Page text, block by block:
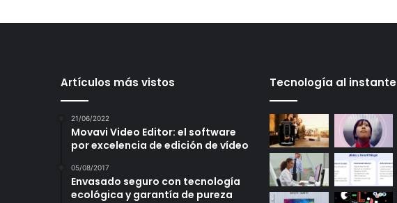
Artículos más vistos
21/06/2022
Movavi Video Editor: el software
por excelencia de edición de vídeo
05/08/2017
Envasado seguro con tecnología
ecológica y garantía de pureza
Tecnología al instante